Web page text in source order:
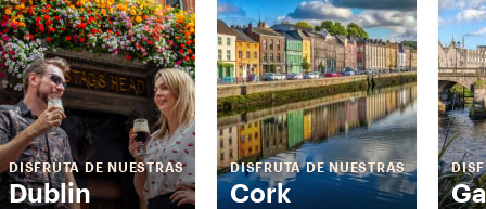
DISFRUTA DE NUESTRAS
Dublin
DISFRUTA DE NUESTRAS
Cork